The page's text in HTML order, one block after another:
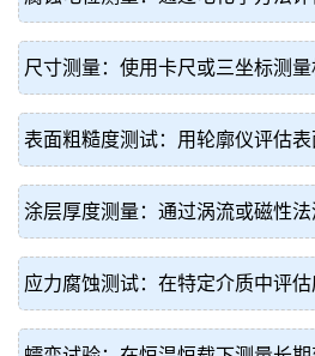
尺寸测量：使用卡尺或三坐标测量
表面粗糙度测试：用轮廓仪评估表
涂层厚度测量：通过涡流或磁性法
应力腐蚀测试：在特定介质中评估